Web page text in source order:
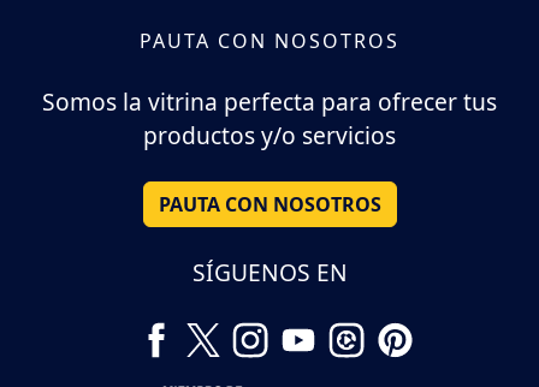
PAUTA CON NOSOTROS
Somos la vitrina perfecta para ofrecer tus
productos y/o servicios
PAUTA CON NOSOTROS
SÍGUENOS EN